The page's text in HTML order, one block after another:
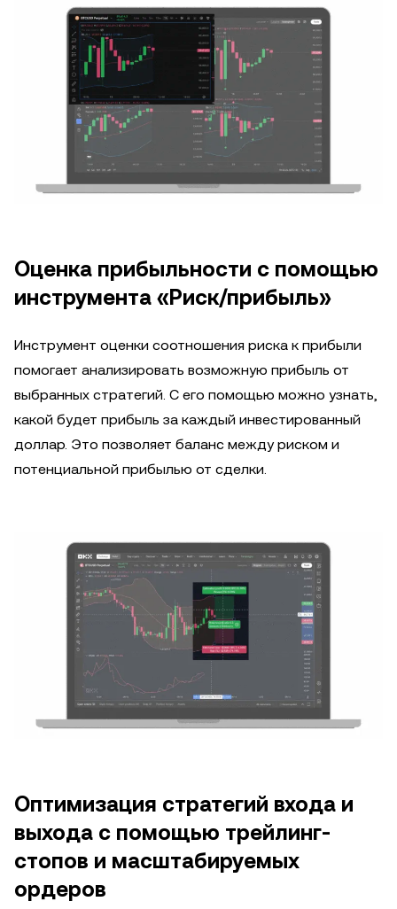
Оценка прибыльности с помощью
инструмента «Риск/прибыль»
Инструмент оценки соотношения риска к прибыли
помогает анализировать возможную прибыль от
выбранных стратегий. С его помощью можно узнать,
какой будет прибыль за каждый инвестированный
доллар. Это позволяет баланс между риском и
потенциальной прибылью от сделки.
Оптимизация стратегий входа и
выхода с помощью трейлинг-
стопов и масштабируемых
ордеров